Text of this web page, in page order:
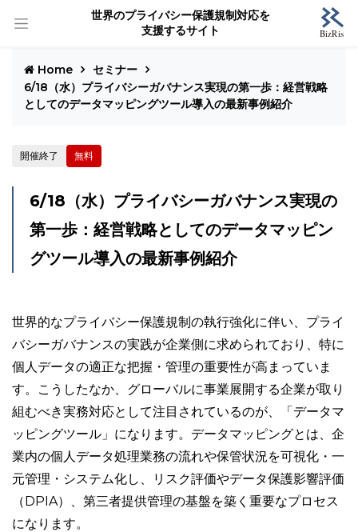
世界のプライバシー保護規制対応を
支援するサイト
Home
セミナー
6/18（水）プライバシーガバナンス実現の第一歩：経営戦略
としてのデータマッピングツール導入の最新事例紹介
開催終了 無料
6/18（水）プライバシーガバナンス実現の
第一歩：経営戦略としてのデータマッピン
グツール導入の最新事例紹介
世界的なプライバシー保護規制の執行強化に伴い、プライ
バシーガバナンスの実践が企業側に求められており、特に
個人データの適正な把握・管理の重要性が高まっていま
す。こうしたなか、グローバルに事業展開する企業が取り
組むべき実務対応として注目されているのが、「データマ
ッピングツール」になります。データマッピングとは、企
業内の個人データ処理業務の流れや保管状況を可視化・一
元管理・システム化し、リスク評価やデータ保護影響評価
（DPIA）、第三者提供管理の基盤を築く重要なプロセス
になります。